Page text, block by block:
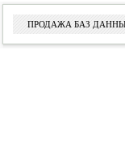
ПРОДАЖА БАЗ